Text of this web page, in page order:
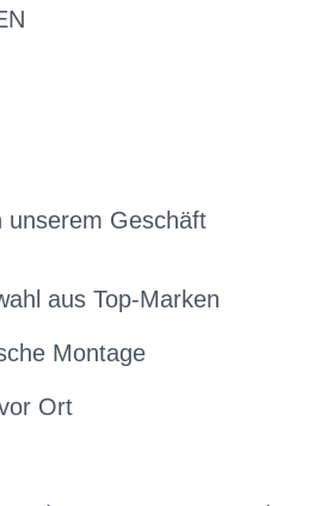
unserem Geschäft
aus Top-Marken
Montage
Ort